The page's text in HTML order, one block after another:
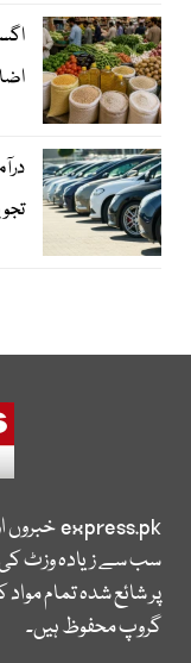
اضافہ، 20 اشیائے
express.pkخبروں
سب سے زیادہ وزٹ
پر شائع شدہ تمام
گروپ محفوظ ہیں۔